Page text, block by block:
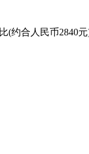
约合人民币2840